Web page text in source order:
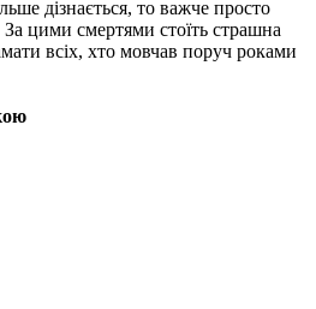
дізнається, то важче просто
цими смертями стоїть страшна
всіх, хто мовчав поруч роками